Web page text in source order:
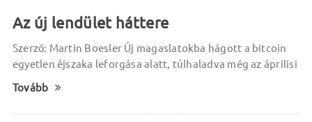
Az új lendület háttere
Szerző: Martin Boesler Új magaslatokba hágott a bitcoin
egyetlen éjszaka leforgása alatt, túlhaladva még az áprilisi
Tovább